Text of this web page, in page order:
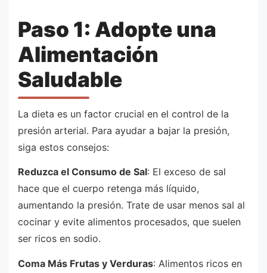
Paso 1: Adopte una
Alimentación
Saludable
La dieta es un factor crucial en el control de la
presión arterial. Para ayudar a bajar la presión,
siga estos consejos:
Reduzca el Consumo de Sal: El exceso de sal
hace que el cuerpo retenga más líquido,
aumentando la presión. Trate de usar menos sal al
cocinar y evite alimentos procesados, que suelen
ser ricos en sodio.
Coma Más Frutas y Verduras: Alimentos ricos en